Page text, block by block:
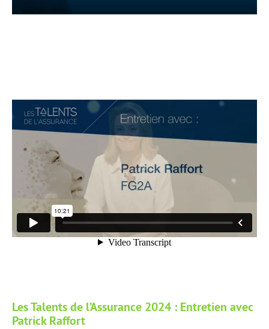
Les Talents de l’Assurance 2024 : Entretien avec
Patrick Raffort